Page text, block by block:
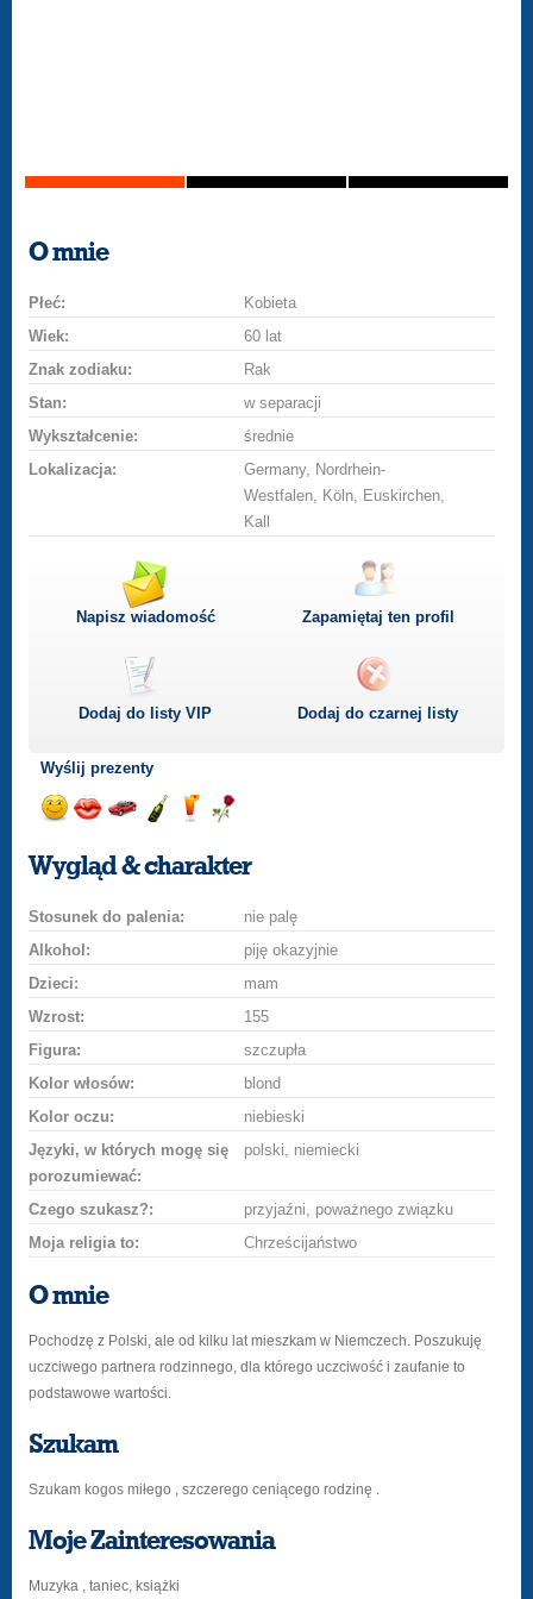
O mnie
Płeć:
Kobieta
Wiek:
60 lat
Znak zodiaku:
Rak
Stan:
w separacji
Wykształcenie:
średnie
Lokalizacja:
Germany, Nordrhein-
Westfalen, Köln, Euskirchen,
Kall
Napisz wiadomość Zapamiętaj ten profil
Dodaj do listyVIP Dodaj do czarnej listy
Wyślij prezenty
uśmiech
buziakasamochodem
szampana
drinka
różę
Wygląd & charakter
Stosunek do palenia:
nie palę
Alkohol:
piję okazyjnie
Dzieci:
mam
Wzrost:
155
Figura:
szczupła
Kolor włosów:
blond
Kolor oczu:
niebieski
Języki, w których mogę się
porozumiewać:
polski, niemiecki
Czego szukasz?:
przyjaźni, poważnego związku
Moja religia to:
Chrześcijaństwo
O mnie
Pochodzę z Polski, ale od kilku lat mieszkam w Niemczech. Poszukuję
uczciwego partnera rodzinnego, dla którego uczciwość i zaufanie to
podstawowe wartości.
Szukam
Szukam kogos miłego , szczerego ceniącego rodzinę .
Moje Zainteresowania
Muzyka , taniec, książki